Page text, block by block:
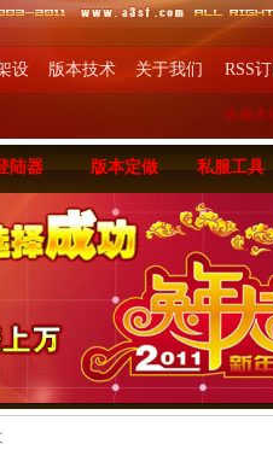
设 版本技术 关于我们 RSS
收藏本
陆器 版本定做 私服工具